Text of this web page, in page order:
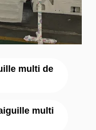
multi de
multi